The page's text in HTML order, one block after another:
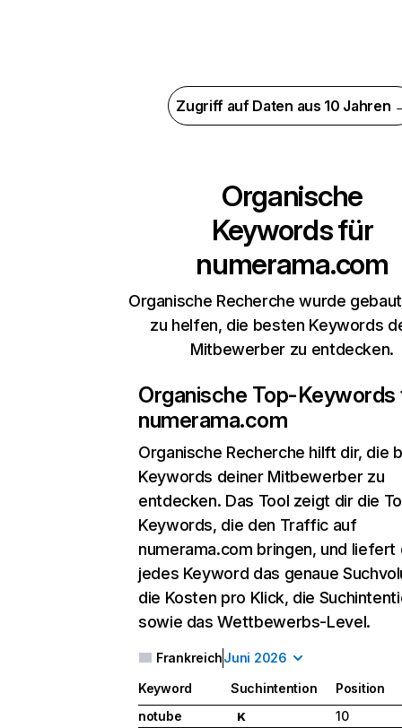
Zugriff auf Daten aus 10 Jahren
Organische
Keywords für
numerama.com
Organische Recherche wurde
zu helfen, die besten Keywords
Mitbewerber zu entdecken.
Organische Top-Keywords
numerama.com
Organische Recherche hilft dir, die
Keywords deiner Mitbewerber zu
entdecken. Das Tool zeigt dir die
Keywords, die den Traffic auf
numerama.com bringen, und liefert
jedes Keyword das genaue
die Kosten pro Klick, die
sowie das Wettbewerbs-Level.
FrankreichJuni 2026
Keyword Suchintention
Position
notube
K
10